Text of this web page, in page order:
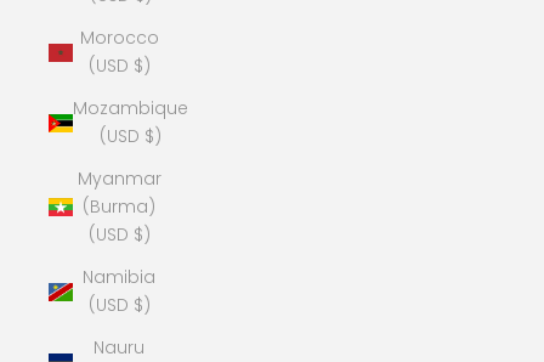
Morocco
(USD $)
Mozambique
(USD $)
Myanmar
(Burma)
(USD $)
Namibia
(USD $)
Nauru